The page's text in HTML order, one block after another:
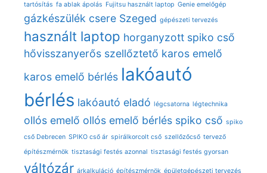
tartósítás fa ablak ápolás Fujitsu használt laptop Genie emelőgép
gázkészülék csere Szeged gépészeti tervezés
használt laptop horganyzott spiko cső
hővisszanyerős szellőztető karos emelő
karos emelő bérlés lakóautó
bérlés lakóautó eladó légcsatorna légtechnika
ollós emelő ollós emelő bérlés spiko cső spiko
cső Debrecen SPIKO cső ár spirálkorcolt cső szellőzőcső tervező
építészmérnök tisztasági festés azonnal tisztasági festés gyorsan
váltózár árkalkuláció építészmérnök épületgépészeti tervezés